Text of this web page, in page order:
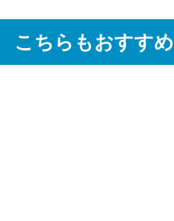
こちらもおすすめ